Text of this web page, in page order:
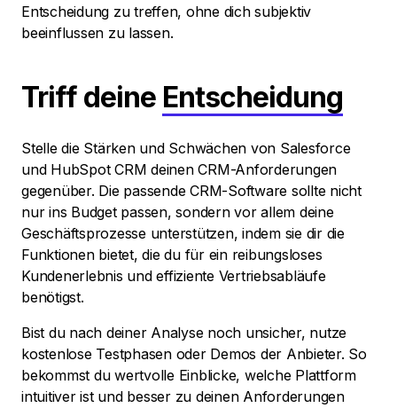
Entscheidung zu treffen, ohne dich subjektiv
beeinflussen zu lassen.
Triff deine Entscheidung
Stelle die Stärken und Schwächen von Salesforce
und HubSpot CRM deinen CRM-Anforderungen
gegenüber. Die passende CRM-Software sollte nicht
nur ins Budget passen, sondern vor allem deine
Geschäftsprozesse unterstützen, indem sie dir die
Funktionen bietet, die du für ein reibungsloses
Kundenerlebnis und effiziente Vertriebsabläufe
benötigst.
Bist du nach deiner Analyse noch unsicher, nutze
kostenlose Testphasen oder Demos der Anbieter. So
bekommst du wertvolle Einblicke, welche Plattform
intuitiver ist und besser zu deinen Anforderungen